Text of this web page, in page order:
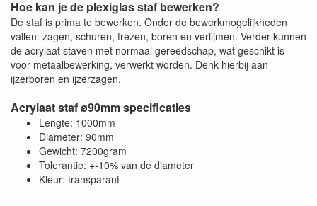
Hoe kan je de plexiglas staf bewerken?
De staf is prima te bewerken. Onder de bewerkmogelijkheden
vallen: zagen, schuren, frezen, boren en verlijmen. Verder kunnen
de acrylaat staven met normaal gereedschap, wat geschikt is
voor metaalbewerking, verwerkt worden. Denk hierbij aan
ijzerboren en ijzerzagen.
Acrylaat staf ø90mm specificaties
Lengte: 1000mm
Diameter: 90mm
Gewicht: 7200gram
Tolerantie: +-10% van de diameter
Kleur: transparant